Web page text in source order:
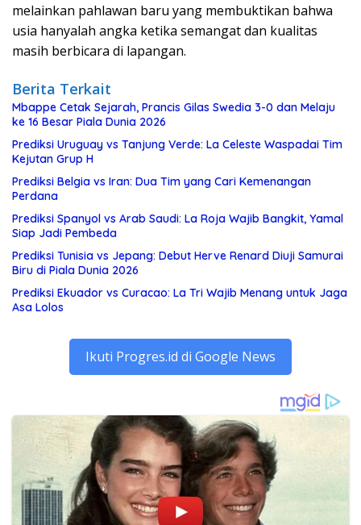
melainkan pahlawan baru yang membuktikan bahwa
usia hanyalah angka ketika semangat dan kualitas
masih berbicara di lapangan.
Berita Terkait
Mbappe Cetak Sejarah, Prancis Gilas Swedia 3-0 dan Melaju
ke 16 Besar Piala Dunia 2026
Prediksi Uruguay vs Tanjung Verde: La Celeste Waspadai Tim
Kejutan Grup H
Prediksi Belgia vs Iran: Dua Tim yang Cari Kemenangan
Perdana
Prediksi Spanyol vs Arab Saudi: La Roja Wajib Bangkit, Yamal
Siap Jadi Pembeda
Prediksi Tunisia vs Jepang: Debut Herve Renard Diuji Samurai
Biru di Piala Dunia 2026
Prediksi Ekuador vs Curacao: La Tri Wajib Menang untuk Jaga
Asa Lolos
Ikuti Progres.id di Google News